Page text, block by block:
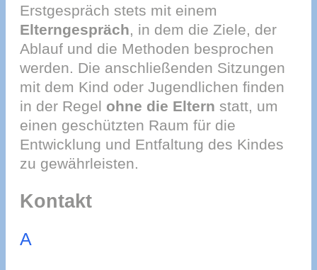
Erstgespräch stets mit einem
Elterngespräch, in dem die Ziele, der
Ablauf und die Methoden besprochen
werden. Die anschließenden Sitzungen
mit dem Kind oder Jugendlichen finden
in der Regel ohne die Eltern statt, um
einen geschützten Raum für die
Entwicklung und Entfaltung des Kindes
zu gewährleisten.
Kontakt
A